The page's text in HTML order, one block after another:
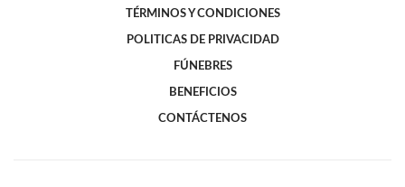
TÉRMINOS Y CONDICIONES
POLITICAS DE PRIVACIDAD
FÚNEBRES
BENEFICIOS
CONTÁCTENOS